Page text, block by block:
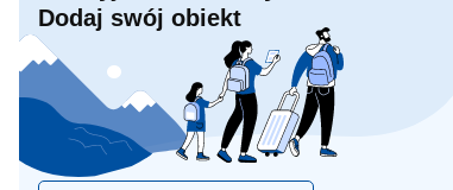
Dodaj swój obiekt